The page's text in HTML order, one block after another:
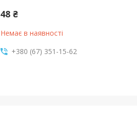
48 ₴
Немає в наявності
+380 (67) 351-15-62